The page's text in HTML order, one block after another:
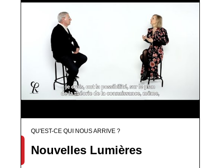
QU'EST-CE QUI NOUS ARRIVE ?
Nouvelles Lumières